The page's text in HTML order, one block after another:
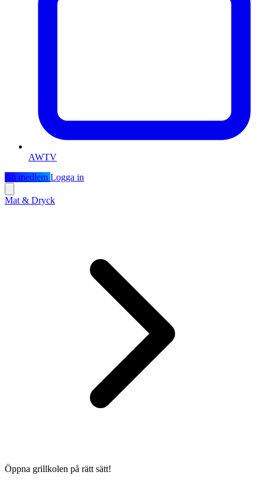
AWTV
Bli medlem Logga in
Mat & Dryck
Öppna grillkolen på rätt sätt!